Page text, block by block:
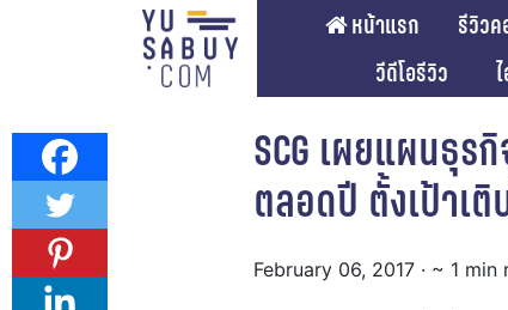
หน้าแรก รีวิวค
วีดีโอรีวิว
SCG เผยแผนธุ
ตลอดปี ตั้งเป้าเติ
February 06, 2017 · ~ 1 min